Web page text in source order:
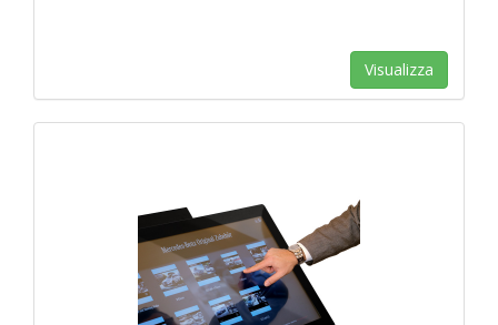
Visualizza